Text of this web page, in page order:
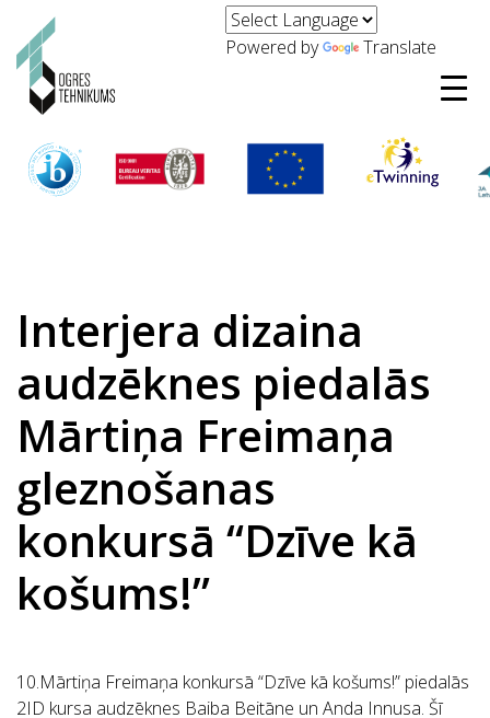
Powered by Translate
Interjera dizaina
audzēknes piedalās
Mārtiņa Freimaņa
gleznošanas
konkursā “Dzīve kā
košums!”
10.Mārtiņa Freimaņa konkursā “Dzīve kā košums!” piedalās
2ID kursa audzēknes Baiba Beitāne un Anda Innusa. Šī